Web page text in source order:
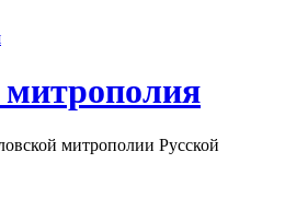
митрополии Русской